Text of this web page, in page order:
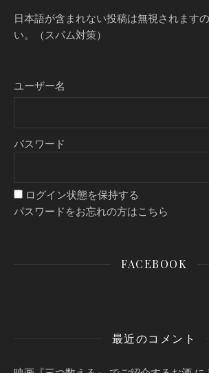
日本語が含まれない投稿は無視されます
い。（スパム対策）
ユーザー名
パスワード
ログイン状態を保持する
パスワードをお忘れの方はこちら
FACEBOOK
最近のコメント